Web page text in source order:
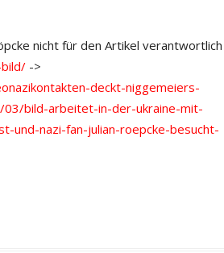
nicht für den Artikel verantwortlich
->
deckt-niggemeiers-
bild-arbeitet-in-der-ukraine-mit-
und-nazi-fan-julian-roepcke-besucht-